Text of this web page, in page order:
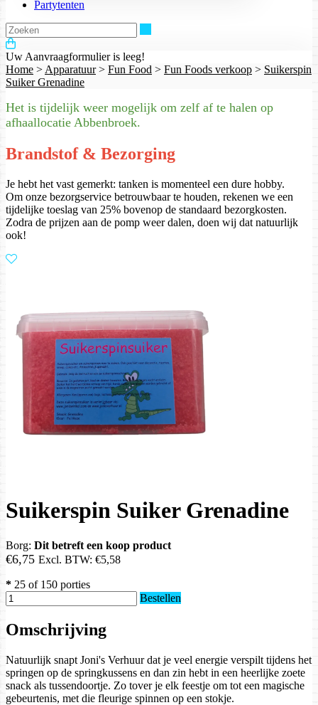
Partytenten
Uw Aanvraagformulier is leeg!
Home > Apparatuur> Fun Food > Fun Foods verkoop > Suikerspin
Suiker Grenadine
Het is tijdelijk weer mogelijk om zelf af te halen op
afhaallocatie Abbenbroek.
Brandstof & Bezorging
Je hebt het vast gemerkt: tanken is momenteel een dure hobby.
Om onze bezorgservice betrouwbaar te houden, rekenen we een
tijdelijke toeslag van 25% bovenop de standaard bezorgkosten.
Zodra de prijzen aan de pomp weer dalen, doen wij dat natuurlijk
ook!
Suikerspin Suiker Grenadine
Borg: Dit betreft een koop product
€6,75 Excl. BTW: €5,58
* 25 of 150 porties
Bestellen
Omschrijving
Natuurlijk snapt Joni's Verhuur dat je veel energie verspilt tijdens het
springen op de springkussens en dan zin hebt in een heerlijke zoete
snack als tussendoortje. Zo tover je elk feestje om tot een magische
gebeurtenis, met die fleurige spinnen op een stokje.